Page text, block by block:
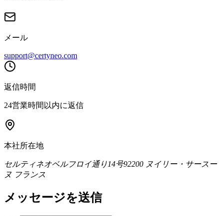
メール
support@certyneo.com
返信時間
24営業時間以内に返信
本社所在地
セルティネオベルフロイ通り14号92200 ヌイリー・サースー
ヌ フランス
メッセージを送信